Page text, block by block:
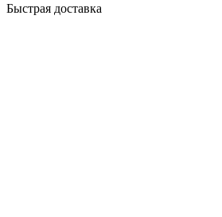
Быстрая доставка